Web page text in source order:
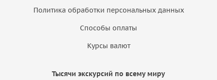
Политика обработки персональных данных
Способы оплаты
Курсы валют
Тысячи экскурсий по всему миру